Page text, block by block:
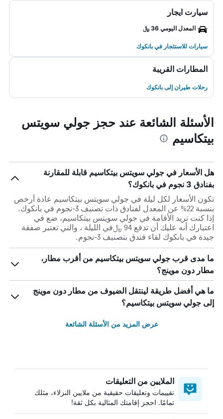
سيارت ايجار
المعدل اليومي 36 ﷼
سيارات للاستئجار في بانكوك
المطارات القريبة
رحلات طيران إلى بانكوك
الأسئلة الشائعة عند حجز جولي سويتس
بيتكاسيم
هل الأسعار في جولي سويتس بيتكاسيم قابلة للمقارنة
بفنادق 3 نجوم في بانكوك؟
تكون الأسعار لكل ليلة في جولي سويتس بيتكاسيم عادة أرخص
بنسبة 22% عن المعدل لفنادق ذات تصنيف 3-نجوم في بانكوك.
إذا كنت تريد الأقامة في جولي سويتس بيتكاسيم، ضع في
اعتبارك أنه عليك أن تدفع 94 ﷼في الليلة ، والتي تعتبر صفقة
جيدة في بانكوك لقاء فندق بتصنيف 3-نجوم.
ما مدى قرب جولي سويتس بيتكاسيم من أقرب مطار،
مطار دون موينج؟
ما هي أفضل طريقة لينتقل الضيوف من مطار دون موينج
إلى جولي سويتس بيتكاسيم؟
عرض المزيد من الأسئلة الشائعة
الملايين من التعليقات
تقييمات وتعليقات حقيقية من ملايين النزلاء، مثلك
تمامًا. احجز إقامتك المثالية بكل ثقة!